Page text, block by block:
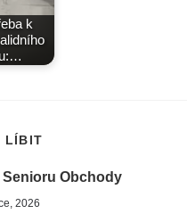
k
LÍBIT
Obchody
2026